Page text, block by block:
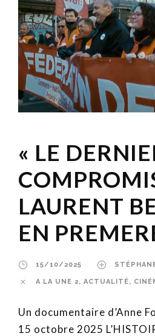
« LE
LAURENT
EN
15/10/2025
A LA UNE 2, ACTUALITÉ,
Un documentaire d’Anne
15 octobre 2025